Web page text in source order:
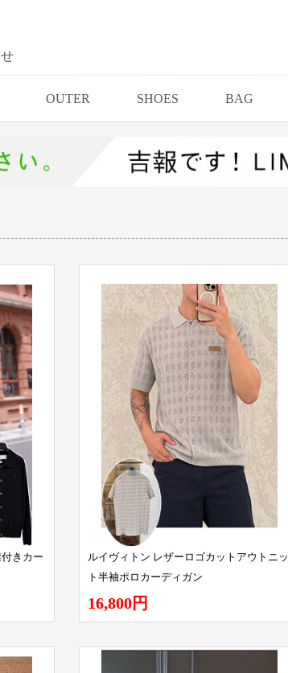
OUTER SHOES BAG
きカー
ルイヴィトン レザーロゴカットアウトニッ
ト半袖ポロカーディガン
16,800円